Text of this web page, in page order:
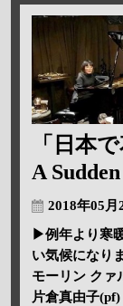
「日本
A
2018年05月
▶例年より寒
い気候になり
モーリン クァ
片倉真由子